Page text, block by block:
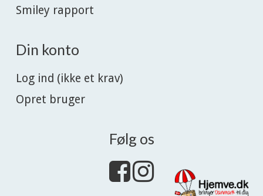
Smiley rapport
Din konto
Log ind (ikke et krav)
Opret bruger
Følg os